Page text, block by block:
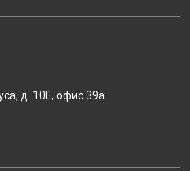
д. 10Е, офис 39а